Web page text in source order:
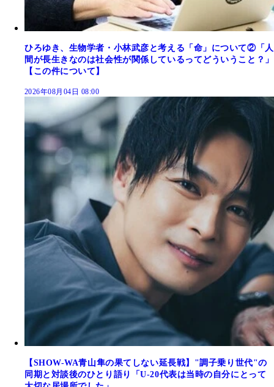
ひろゆき、生物学者・小林武彦と考える「命」について②「人
間が長生きなのは社会性が関係しているってどういうこと？」
【この件について】
2026年08月04日 08:00
【SHOW-WA青山隼の果てしない延長戦】"調子乗り世代"の
同期と対談後のひとり語り「U-20代表は当時の自分にとって